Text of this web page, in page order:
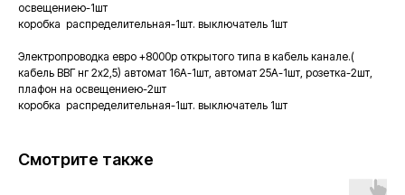
освещениею-1шт
коробка распределительная-1шт. выключатель 1шт
Электропроводка евро +8000р открытого типа в кабель канале.(
кабель ВВГ нг 2х2,5) автомат 16А-1шт, автомат 25А-1шт, розетка-2шт,
плафон на освещениею-2шт
коробка распределительная-1шт. выключатель 1шт
Смотрите также